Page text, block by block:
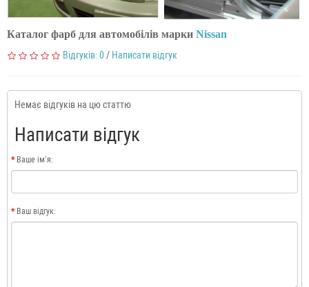
Каталог фарб для автомобілів марки Nissan
Відгуків: 0/ Написати відгук
Немає відгуків на цю статтю
Написати відгук
Ваше ім’я:
Ваш відгук: